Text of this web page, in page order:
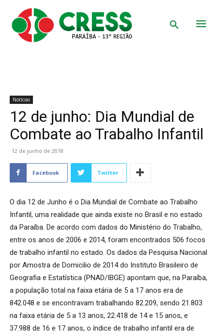
Notícias
12 de junho: Dia Mundial de
Combate ao Trabalho Infantil
12 de junho de 2018
Facebook Twitter
O dia 12 de Junho é o Dia Mundial de Combate ao Trabalho
Infantil, uma realidade que ainda existe no Brasil e no estado
da Paraíba. De acordo com dados do Ministério do Trabalho,
entre os anos de 2006 e 2014, foram encontrados 506 focos
de trabalho infantil no estado. Os dados da Pesquisa Nacional
por Amostra de Domicilio de 2014 do Instituto Brasileiro de
Geografia e Estatística (PNAD/IBGE) apontam que, na Paraíba,
a população total na faixa etária de 5 a 17 anos era de
842.048 e se encontravam trabalhando 82.209, sendo 21.803
na faixa etária de 5 a 13 anos, 22.418 de 14 e 15 anos, e
37.988 de 16 e 17 anos, o índice de trabalho infantil era de